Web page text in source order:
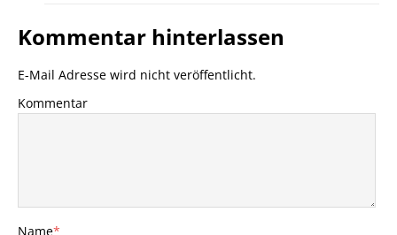
Kommentar hinterlassen
E-Mail Adresse wird nicht veröffentlicht.
Kommentar
Name*